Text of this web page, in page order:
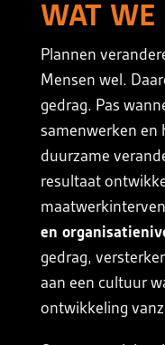
WAT WE
Plannen
Mensen wel.
gedrag. Pas
samenwerken en
duurzame
resultaat
en
gedrag,
aan een cultuur
ontwikkeling